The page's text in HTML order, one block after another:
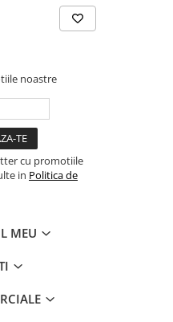
noastre
cu promotiile
in Politica de
MEU